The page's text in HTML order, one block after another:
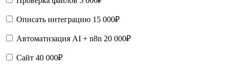
Описать интеграцию 15 000₽
Автоматизация AI + n8n 20 000₽
Сайт 40 000₽